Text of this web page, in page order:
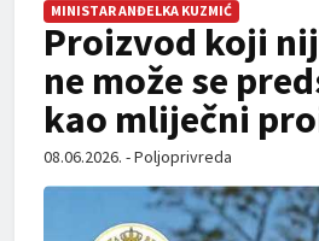
MINISTAR ANĐELKA KUZMIĆ
Proizvod koji
ne može se
kao mliječni
08.06.2026. - Poljoprivreda